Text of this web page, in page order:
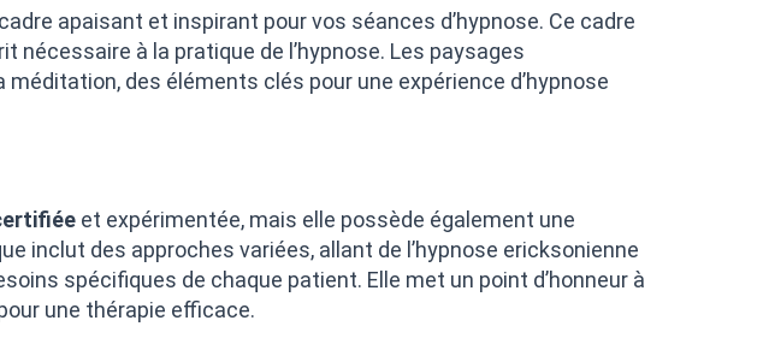
apaisant et inspirant pour vos séances d’hypnose. Ce cadre
nécessaire à la pratique de l’hypnose. Les paysages
des éléments clés pour une expérience d’hypnose
et expérimentée, mais elle possède également une
inclut des approches variées, allant de l’hypnose ericksonienne
spécifiques de chaque patient. Elle met un point d’honneur à
une thérapie efficace.